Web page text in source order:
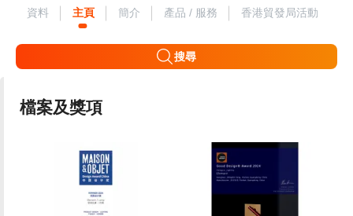
資料 主頁 簡介 產品 / 服務 香港貿發局活動
搜尋
檔案及獎項